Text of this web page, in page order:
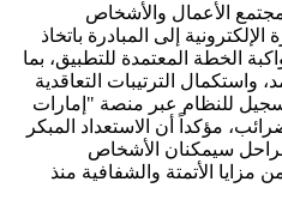
الأعمال والأشخاص
إلى المبادرة باتخاذ
الخطة المعتمدة للتطبيق، بما
الترتيبات التعاقدية
للنظام عبر منصة "إمارات
مؤكداً أن الاستعداد المبكر
سيمكنان الأشخاص
مزايا الأتمتة والشفافية منذ